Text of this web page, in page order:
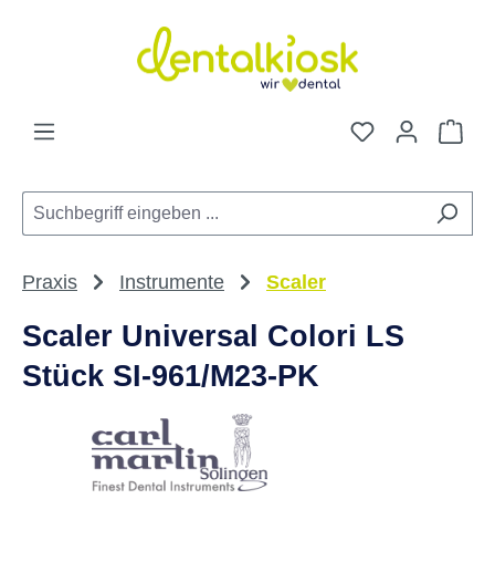
Zum Hauptinhalt springen
Du hast 0
Praxis Instrumente Scaler
Scaler Universal Colori LS
Stück SI-961/M23-PK